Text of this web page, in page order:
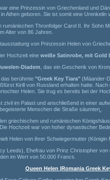
eine Prinzessin von Griechenland und
Athen geboren. Sie ist somit eine
rumänischen Thronfolger Carol II. Ihr Sohn
Alter von 86 Jahren.
von Prinzessin Helen von
Hochzeit eine weiße Satinrobe, mit Gold
Diadem , das ein Geschenk von
berühmte "Greek Key Tiara"(Mäander-
Kirill von Russland erhalten hatte.
Helen. Sie trug es bereits bei der
zivil im Palast und anschließend in einer
Menschen die Straße säumten
griechischen und rumänischen
Hochzeit war von hoher dynastischer
Helen von ihrer Schwiegermutter
Leeds), Ehefrau von Prinz Christopher
im Wert von 50.000 Francs.
Queen Helen |Romania Greek